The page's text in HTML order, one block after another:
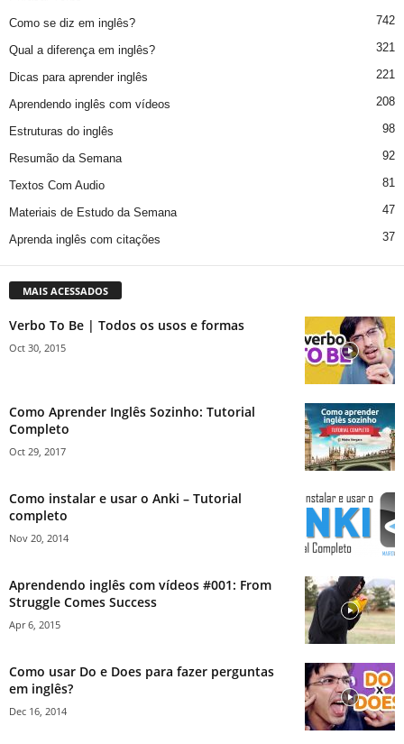
Como se diz em inglês? 742
Qual a diferença em inglês? 321
Dicas para aprender inglês 221
Aprendendo inglês com vídeos 208
Estruturas do inglês 98
Resumão da Semana 92
Textos Com Audio 81
Materiais de Estudo da Semana 47
Aprenda inglês com citações 37
MAIS ACESSADOS
Verbo To Be | Todos os usos e formas
Oct 30, 2015
Como Aprender Inglês Sozinho: Tutorial
Completo
Oct 29, 2017
Como instalar e usar o Anki – Tutorial
completo
Nov 20, 2014
Aprendendo inglês com vídeos #001: From
Struggle Comes Success
Apr 6, 2015
Como usar Do e Does para fazer perguntas
em inglês?
Dec 16, 2014